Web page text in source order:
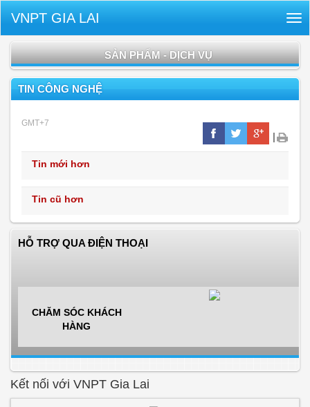
VNPT GIA LAI
SẢN PHẨM - DỊCH VỤ
TIN CÔNG NGHỆ
GMT+7
|
Tin mới hơn
Tin cũ hơn
HỖ TRỢ QUA ĐIỆN THOẠI
CHĂM SÓC KHÁCH
HÀNG
Kết nối với VNPT Gia Lai